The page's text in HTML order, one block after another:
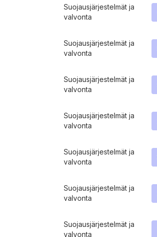
Suojausjärjestelmät ja
valvonta
Suojausjärjestelmät ja
valvonta
Suojausjärjestelmät ja
valvonta
Suojausjärjestelmät ja
valvonta
Suojausjärjestelmät ja
valvonta
Suojausjärjestelmät ja
valvonta
Suojausjärjestelmät ja
valvonta